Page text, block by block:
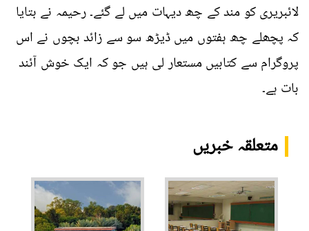
لائبریری کو مند کے چھ دیہات میں لے گئے۔ رحیمہ نے بتایا
کہ پچھلے چھ ہفتوں میں ڈیڑھ سو سے زائد بچوں نے اس
پروگرام سے کتابیں مستعار لی ہیں جو کہ ایک خوش آئند
بات ہے۔
متعلقہ خبریں